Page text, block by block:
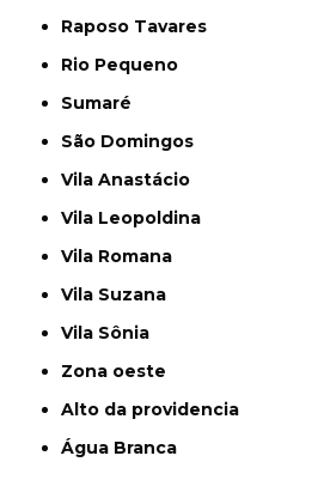
Raposo Tavares
Rio Pequeno
Sumaré
São Domingos
Vila Anastácio
Vila Leopoldina
Vila Romana
Vila Suzana
Vila Sônia
Zona oeste
alto da providencia
Água Branca